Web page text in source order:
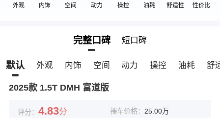
外观 内饰 空间 动力 操控 油耗 舒适性 性价比
完整口碑 短口碑
默认 外观 内饰 空间 动力 操控 油耗 舒
2025款 1.5T DMH 富道版
评分： 4.83分 裸车价格： 25.00万